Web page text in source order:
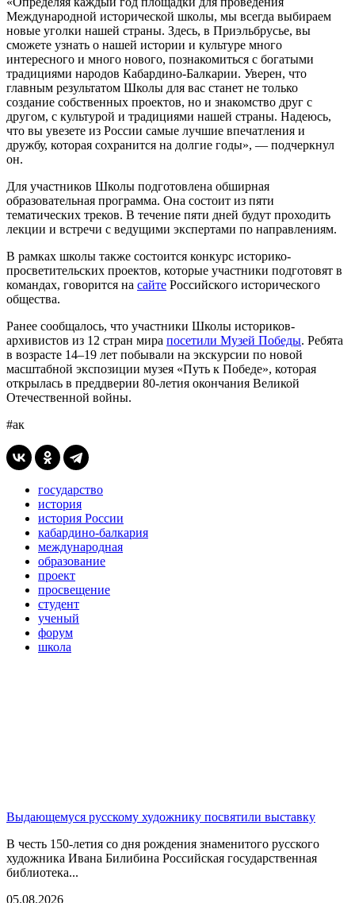
Международной исторической школы, мы всегда выбираем
новые уголки нашей страны. Здесь, в Приэльбрусье, вы
сможете узнать о нашей истории и культуре много
интересного и много нового, познакомиться с богатыми
традициями народов Кабардино-Балкарии. Уверен, что
главным результатом Школы для вас станет не только
создание собственных проектов, но и знакомство друг с
другом, с культурой и традициями нашей страны. Надеюсь,
что вы увезете из России самые лучшие впечатления и
дружбу, которая сохранится на долгие годы», — подчеркнул
он.
Для участников Школы подготовлена обширная
образовательная программа. Она состоит из пяти
тематических треков. В течение пяти дней будут проходить
лекции и встречи с ведущими экспертами по направлениям.
В рамках школы также состоится конкурс историко-
просветительских проектов, которые участники подготовят в
командах, говорится на сайте Российского исторического
общества.
Ранее сообщалось, что участники Школы историков-
архивистов из 12 стран мира посетили Музей Победы. Ребята
в возрасте 14–19 лет побывали на экскурсии по новой
масштабной экспозиции музея «Путь к Победе», которая
открылась в преддверии 80-летия окончания Великой
Отечественной войны.
#ак
государство
история
история России
кабардино-балкария
международная
образование
проект
просвещение
студент
ученый
форум
школа
Выдающемуся русскому художнику посвятили выставку
В честь 150-летия со дня рождения знаменитого русского
художника Ивана Билибина Российская государственная
библиотека...
05.08.2026